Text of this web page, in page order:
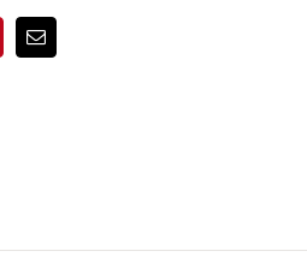
PinterestE-
Mail